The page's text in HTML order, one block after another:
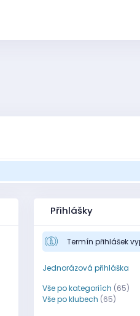
Přihlášky
Termín přihlášek
Jednorázová přihláška
Vše po kategoriích (65)
Vše po klubech (65)